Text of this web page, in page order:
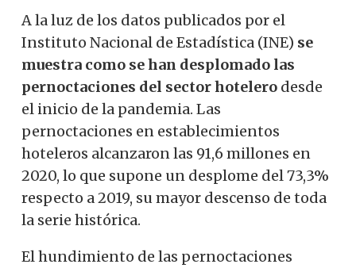
A la luz de los datos publicados por el
Instituto Nacional de Estadística (INE) se
muestra como se han desplomado las
pernoctaciones del sector hotelero desde
el inicio de la pandemia. Las
pernoctaciones en establecimientos
hoteleros alcanzaron las 91,6 millones en
2020, lo que supone un desplome del 73,3%
respecto a 2019, su mayor descenso de toda
la serie histórica.
El hundimiento de las pernoctaciones